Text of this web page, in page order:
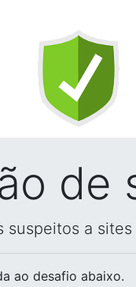
de
a
ao desafio abaixo.